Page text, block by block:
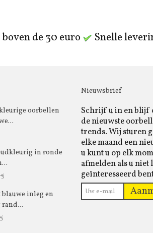
de 30 euro Snelle
oorbellen
in ronde
inleg en
Nieuwsbrief
Schrijf u in en blijf
de nieuwste
trends. Wij sturen
elke maand een
u kunt u op elk
afmelden als u niet
geïnteresseerd